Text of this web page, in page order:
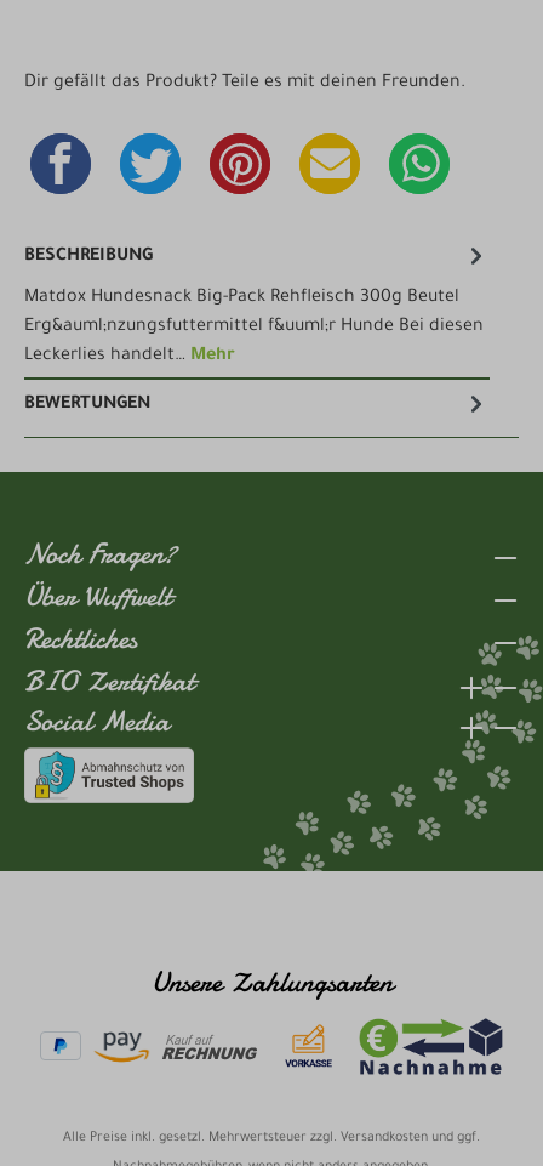
Dir gefällt das Produkt? Teile es mit deinen Freunden.
BESCHREIBUNG
Matdox Hundesnack Big-Pack Rehfleisch 300g Beutel
Erg&auml;nzungsfuttermittel f&uuml;r Hunde Bei diesen
Leckerlies handelt… Mehr
BEWERTUNGEN
Noch Fragen?
Über Wuffwelt
Rechtliches
BIO Zertifikat
Social Media
Unsere Zahlungsarten
Alle Preise inkl. gesetzl. Mehrwertsteuer zzgl. Versandkosten und ggf.